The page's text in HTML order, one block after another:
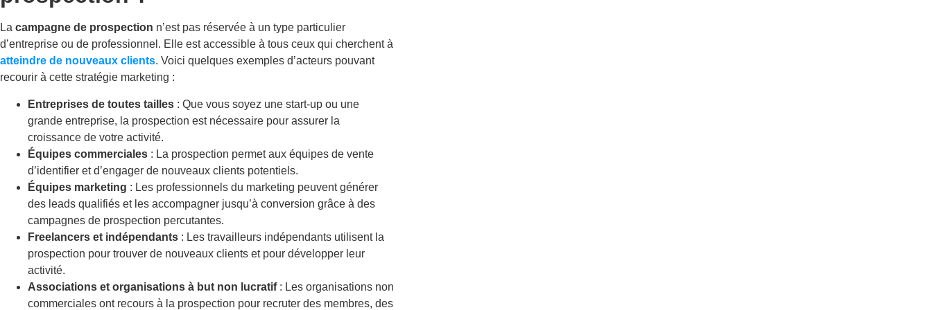
La campagne de prospection n’est pas réservée à un type particulier
d’entreprise ou de professionnel. Elle est accessible à tous ceux qui cherchent à
atteindre de nouveaux clients. Voici quelques exemples d’acteurs pouvant
recourir à cette stratégie marketing :
Entreprises de toutes tailles : Que vous soyez une start-up ou une
grande entreprise, la prospection est nécessaire pour assurer la
croissance de votre activité.
Équipes commerciales : La prospection permet aux équipes de vente
d’identifier et d’engager de nouveaux clients potentiels.
Équipes marketing : Les professionnels du marketing peuvent générer
des leads qualifiés et les accompagner jusqu’à conversion grâce à des
campagnes de prospection percutantes.
Freelancers et indépendants : Les travailleurs indépendants utilisent la
prospection pour trouver de nouveaux clients et pour développer leur
activité.
Associations et organisations à but non lucratif: Les organisations non
commerciales ont recours à la prospection pour recruter des membres, des